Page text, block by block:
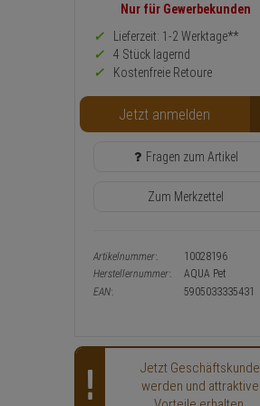
Verfügbakeit
und
Warenkorb-
oder
Konfigurieren-
Button
Nur für Gewerbekunden
Lieferzeit: 1-2 Werktage**
4 Stück lagernd
Kostenfreie Retoure
Jetzt anmelden
Fragen zum Artikel
Zum Merkzettel
Artikelnummer:
10028196
Herstellernummer:
AQUA Pet
EAN:
5905033335431
Jetzt Geschäftskunde
werden und attraktive